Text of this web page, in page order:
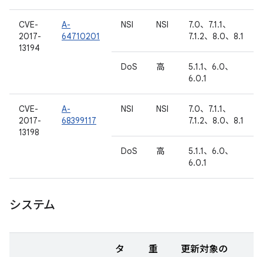
CVE-
2017-
13194
A-
64710201
NSI NSI
7.0、7.1.1、
7.1.2、8.0、8.1
DoS 高
5.1.1、6.0、
6.0.1
CVE-
2017-
13198
A-
68399117
NSI NSI
7.0、7.1.1、
7.1.2、8.0、8.1
DoS 高
5.1.1、6.0、
6.0.1
システム
タ
重
更新対象の